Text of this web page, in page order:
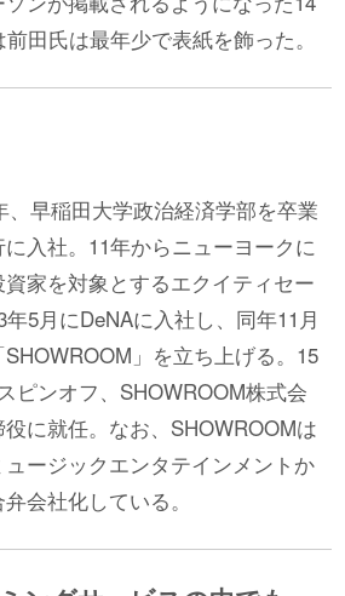
田氏は最年少で表紙を飾った。
、早稲田大学政治経済学部を卒業
入社。11年からニューヨークに
家を対象とするエクイティセー
5月にDeNAに入社し、同年11月
」を立ち上げる。15
ピンオフ、SHOWROOM株式会
に就任。なお、SHOWROOMは
ージックエンタテインメントか
会社化している。